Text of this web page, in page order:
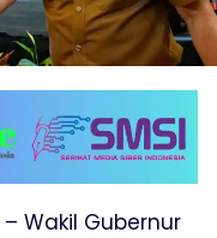
– Wakil Gubernur